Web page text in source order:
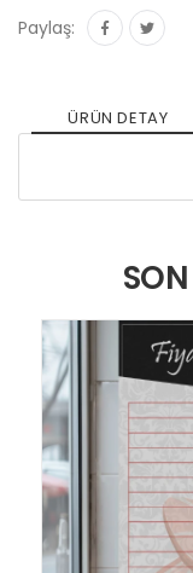
Paylaş:
ÜRÜN DETAY